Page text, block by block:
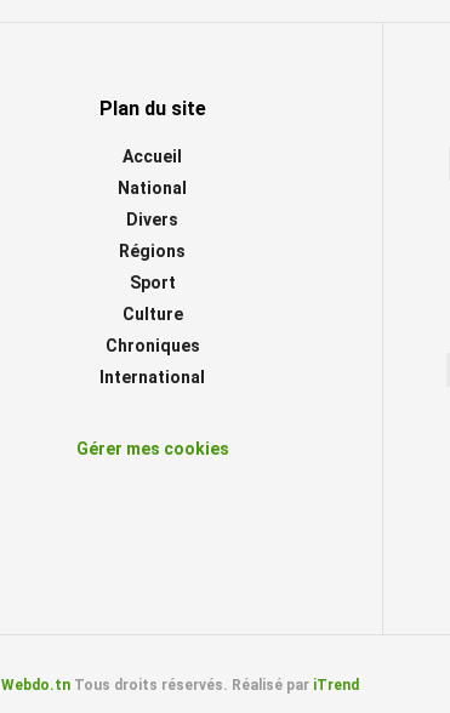
Plan du site
Accueil
National
Divers
Régions
Sport
Culture
Chroniques
International
Gérer mes cookies
Webdo.tnTous droits réservés. Réalisé par iTrend